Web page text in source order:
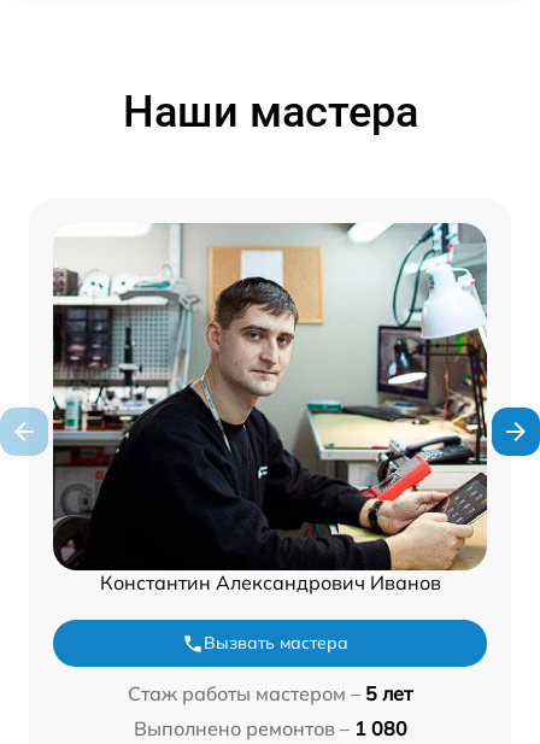
Наши мастера
Константин Александрович Иванов
Вызвать мастера
Стаж работы мастером – 5 лет
Выполнено ремонтов – 1 080